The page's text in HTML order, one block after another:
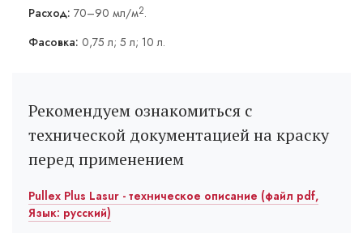
Расход: 70–90 мл/м2.
Фасовка: 0,75 л; 5 л; 10 л.
Рекомендуем ознакомиться с
технической документацией на краску
перед применением
Pullex Plus Lasur - техническое описание (файл pdf,
Язык: русский)